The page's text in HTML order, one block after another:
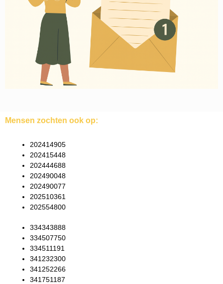
Mensen zochten ook op:
202414905
202415448
202444688
202490048
202490077
202510361
202554800
334343888
334507750
334511191
341232300
341252266
341751187